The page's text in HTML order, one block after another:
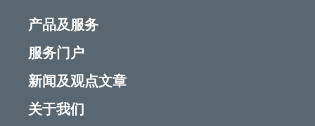
产品及服务
服务门户
新闻及观点文章
关于我们